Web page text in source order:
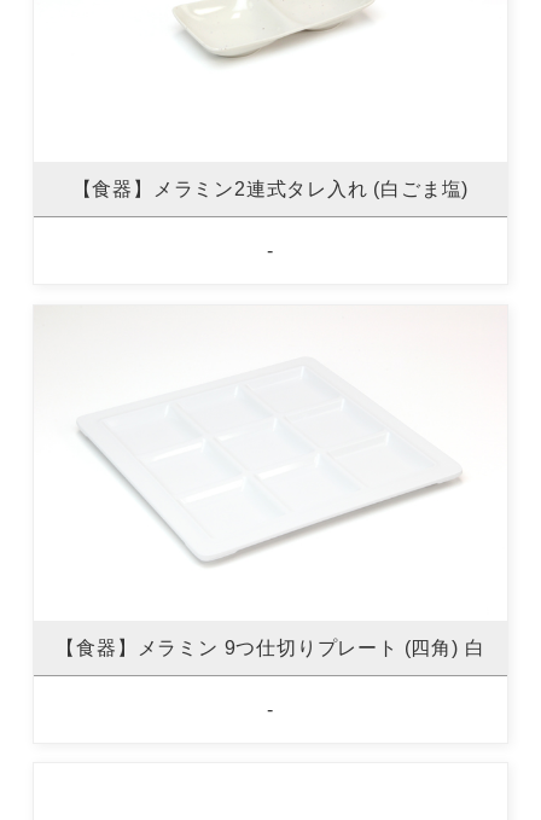
【食器】メラミン2連式タレ入れ (白ごま塩)
-
【食器】メラミン 9つ仕切りプレート (四角) 白
-